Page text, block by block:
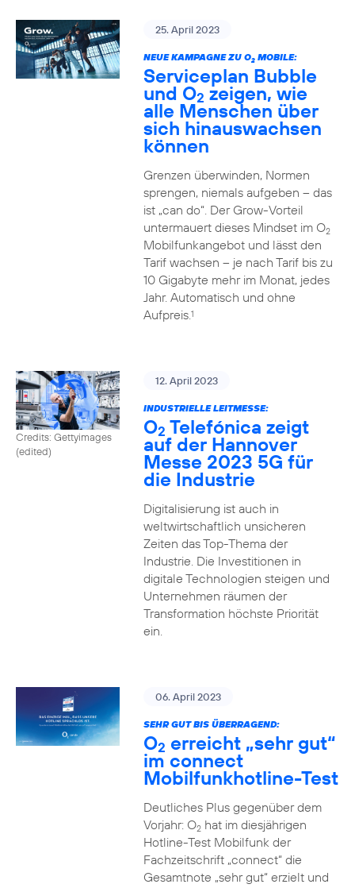
25. April 2023
NEUE KAMPAGNE ZU O2MOBILE:
Serviceplan Bubble
und O2 zeigen, wie
alle Menschen über
sich hinauswachsen
können
Grenzen überwinden, Normen
sprengen, niemals aufgeben – das
ist „can do“. Der Grow-Vorteil
untermauert dieses Mindset im O2
Mobilfunkangebot und lässt den
Tarif wachsen – je nach Tarif bis zu
10 Gigabyte mehr im Monat, jedes
Jahr. Automatisch und ohne
Aufpreis.1
Credits: Gettyimages
(edited)
12. April 2023
INDUSTRIELLE LEITMESSE:
O2 Telefónica zeigt
auf der Hannover
Messe 2023 5G für
die Industrie
Digitalisierung ist auch in
weltwirtschaftlich unsicheren
Zeiten das Top-Thema der
Industrie. Die Investitionen in
digitale Technologien steigen und
Unternehmen räumen der
Transformation höchste Priorität
ein.
06. April 2023
SEHR GUT BIS ÜBERRAGEND:
O2 erreicht „sehr gut“
im connect
Mobilfunkhotline-Test
Deutliches Plus gegenüber dem
Vorjahr: O2hat im diesjährigen
Hotline-Test Mobilfunk der
Fachzeitschrift „connect“ die
Gesamtnote „sehr gut“ erzielt und